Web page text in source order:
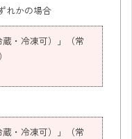
れかの場合
・冷凍可）」（常
・冷凍可）」（常